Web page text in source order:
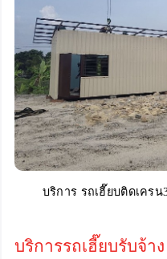
บริการ รถเฮี๊ยบติดเครน
บริการรถเฮี๊ยบรับจ้า